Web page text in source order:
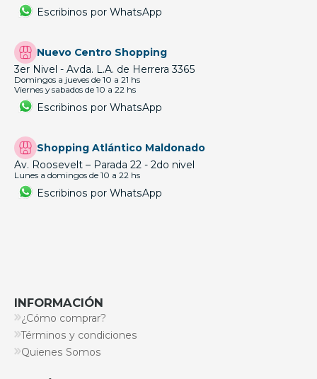
Escribinos por WhatsApp
Nuevo Centro Shopping
3er Nivel - Avda. L.A. de Herrera 3365
Domingos a jueves de 10 a 21 hs
Viernes y sabados de 10 a 22 hs
Escribinos por WhatsApp
Shopping Atlántico Maldonado
Av. Roosevelt – Parada 22 - 2do nivel
Lunes a domingos de 10 a 22 hs
Escribinos por WhatsApp
INFORMACIÓN
¿Cómo comprar?
Términos y condiciones
Quienes Somos